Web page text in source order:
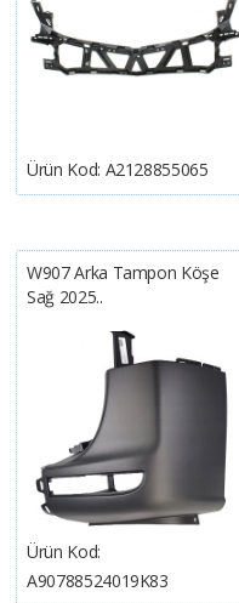
Ürün Kod: A2128855065
W907 Arka Tampon Köşe
Sağ 2025..
Ürün Kod:
A90788524019K83